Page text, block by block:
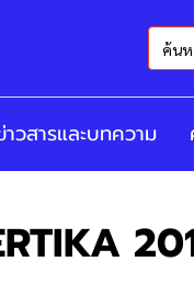
าวสารและบทความ